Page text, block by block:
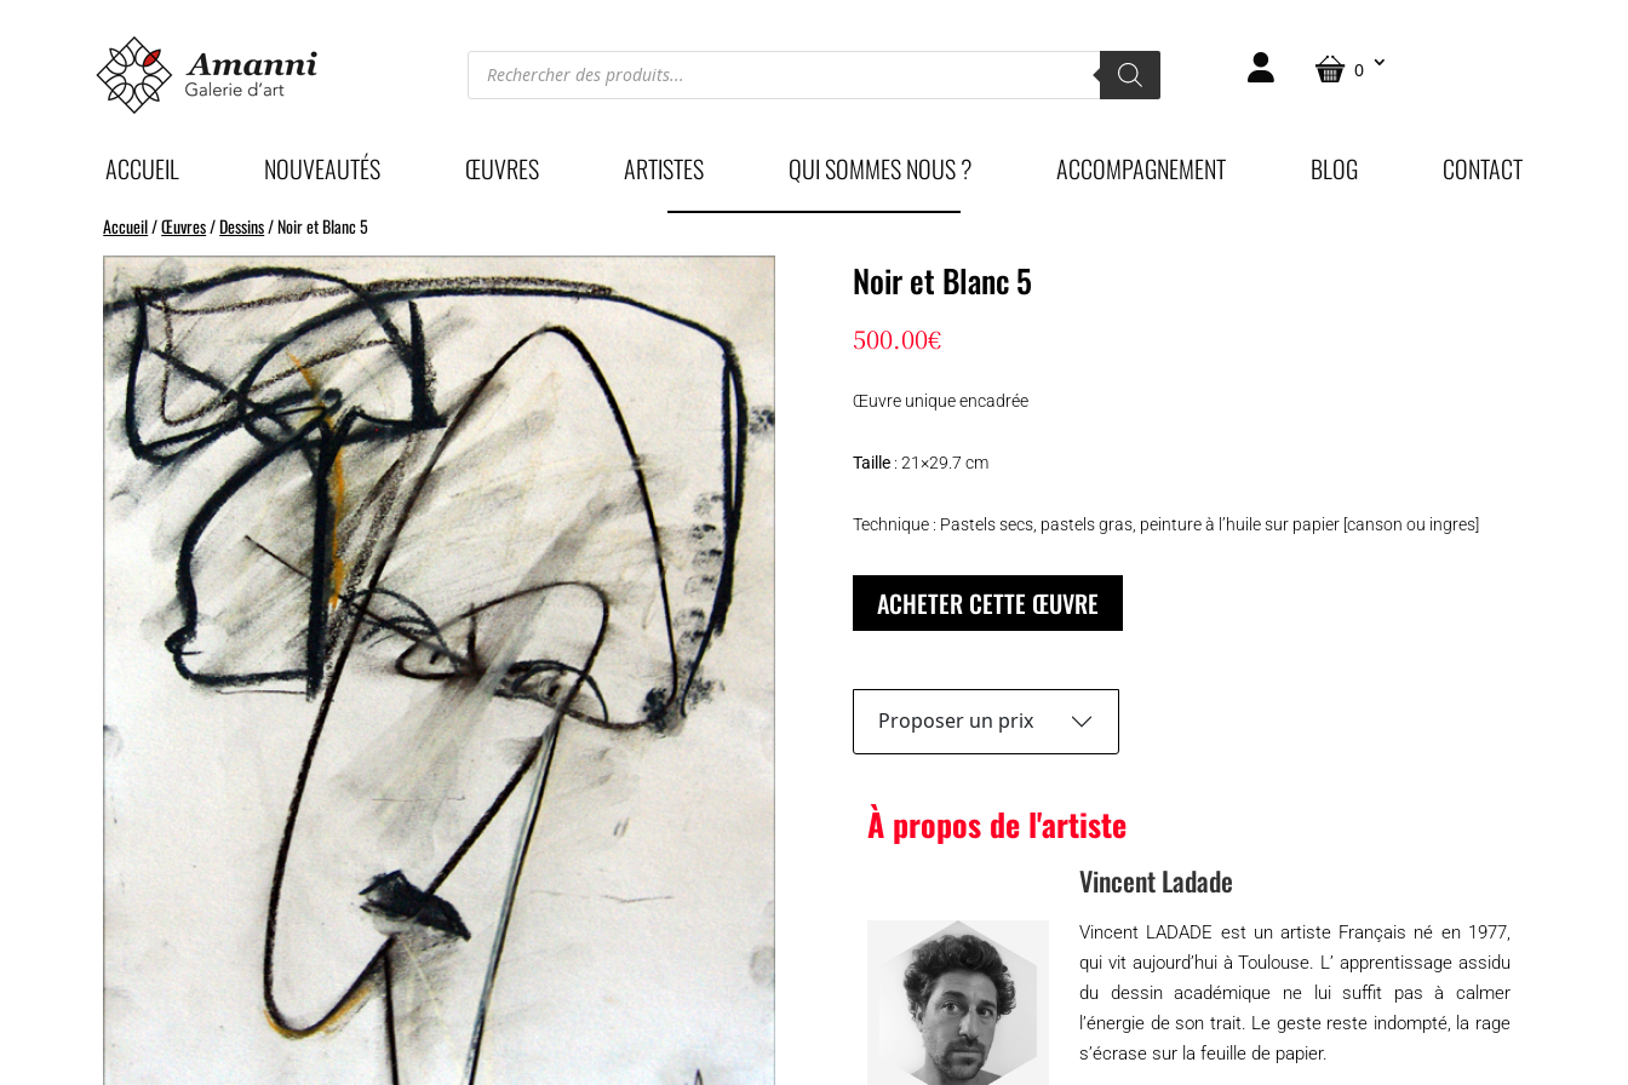
Recherche
de
produits
0
ACCUEIL NOUVEAUTÉS ŒUVRES ARTISTES QUI SOMMES NOUS ? ACCOMPAGNEMENT BLOG CONTACT
Accueil/Œuvres/Dessins/ Noir et Blanc 5
Noir et Blanc 5
500.00€
Œuvre unique encadrée
Taille : 21×29.7 cm
Technique : Pastels secs, pastels gras, peinture à l’huile sur papier [canson ou ingres]
ACHETER CETTE ŒUVRE
Proposer un prix
À propos de l'artiste
Vincent Ladade
Vincent LADADE est un artiste Français né en 1977,
qui vit aujourd’hui à Toulouse. L’ apprentissage assidu
du dessin académique ne lui suffit pas à calmer
l’énergie de son trait. Le geste reste indompté, la rage
s’écrase sur la feuille de papier.